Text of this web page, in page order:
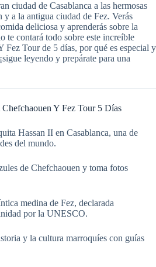
ciudad de Casablanca a las hermosas
y a la antigua ciudad de Fez. Verás
deliciosa y aprenderás sobre la
te contará todo sobre este increíble
Fez Tour de 5 días, por qué es especial y
leyendo y prepárate para una
Chefchaouen Y Fez Tour 5 Días
Hassan II en Casablanca, una de
del mundo.
de Chefchaouen y toma fotos
medina de Fez, declarada
por la UNESCO.
y la cultura marroquíes con guías